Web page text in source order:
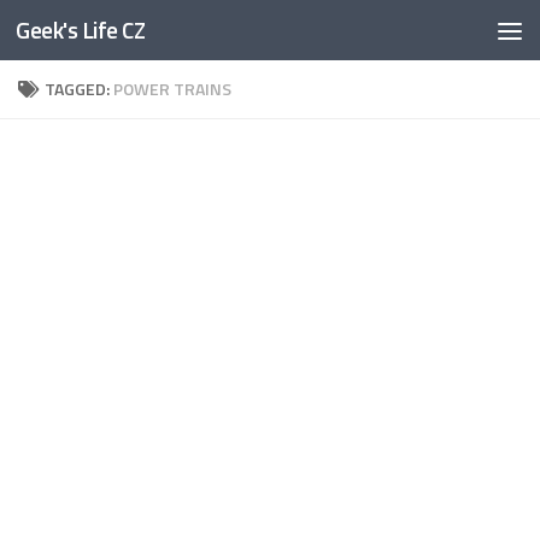
Skip to content
Geek's Life CZ
TAGGED:POWER TRAINS